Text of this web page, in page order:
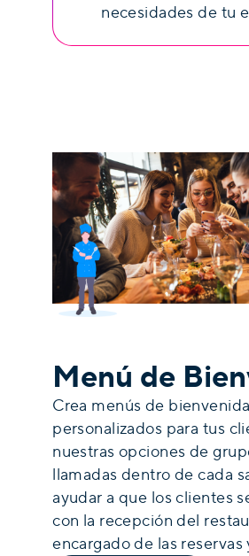
necesidades de tu
Menú de
Crea menús de bienvenida
personalizados para tus
nuestras opciones de
llamadas dentro de cada
ayudar a que los clientes
con la recepción del
encargado de las reservas